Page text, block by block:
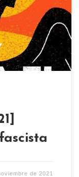
bajo
del
a día de hoy.
de 2021